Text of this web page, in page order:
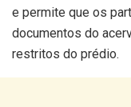
e permite que os
documentos do
restritos do prédio.